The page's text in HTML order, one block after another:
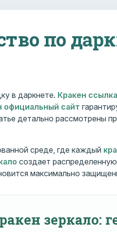
по
в даркнете. Кракен ссылка
официальный сайт
детально рассмотрены
среде, где каждый
создает
максимально
зеркало: